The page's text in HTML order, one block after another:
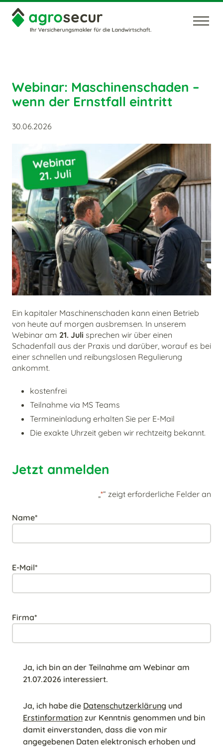
Unternehmen
Webinar: Maschinenschaden –
wenn der Ernstfall eintritt
30.06.2026
Ein kapitaler Maschinenschaden kann einen Betrieb
von heute auf morgen ausbremsen. In unserem
Webinar am 21. Juli sprechen wir über einen
Schadenfall aus der Praxis und darüber, worauf es bei
einer schnellen und reibungslosen Regulierung
ankommt.
kostenfrei
Teilnahme via MS Teams
Termineinladung erhalten Sie per E-Mail
Die exakte Uhrzeit geben wir rechtzeitg bekannt.
Jetzt anmelden
„*“ zeigt erforderliche Felder an
Name*
E-Mail*
Firma*
Webinar
Ja, ich bin an der Teilnahme am Webinar am
21.07.2026 interessiert.
Einwilligung
Ja, ich habe die Datenschutzerklärung und
Erstinformation zur Kenntnis genommen und bin
damit einverstanden, dass die von mir
angegebenen Daten elektronisch erhoben und